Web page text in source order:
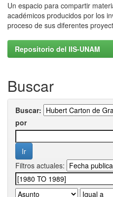
Un espacio para compartir
académicos producidos por los
proceso de sus diferentes
Repositorio del IIS-UNAM
Buscar
Buscar:
por
Filtros actuales: